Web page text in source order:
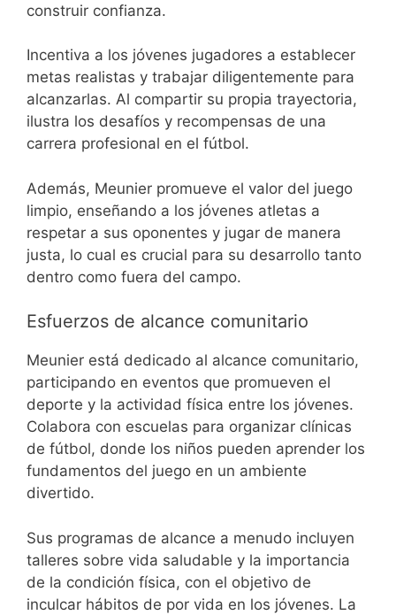
construir confianza.
Incentiva a los jóvenes jugadores a establecer
metas realistas y trabajar diligentemente para
alcanzarlas. Al compartir su propia trayectoria,
ilustra los desafíos y recompensas de una
carrera profesional en el fútbol.
Además, Meunier promueve el valor del juego
limpio, enseñando a los jóvenes atletas a
respetar a sus oponentes y jugar de manera
justa, lo cual es crucial para su desarrollo tanto
dentro como fuera del campo.
Esfuerzos de alcance comunitario
Meunier está dedicado al alcance comunitario,
participando en eventos que promueven el
deporte y la actividad física entre los jóvenes.
Colabora con escuelas para organizar clínicas
de fútbol, donde los niños pueden aprender los
fundamentos del juego en un ambiente
divertido.
Sus programas de alcance a menudo incluyen
talleres sobre vida saludable y la importancia
de la condición física, con el objetivo de
inculcar hábitos de por vida en los jóvenes. La